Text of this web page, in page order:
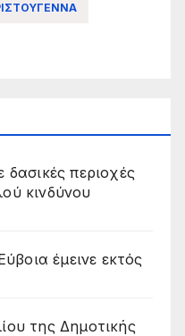
περιοχές
κινδύνου
έμεινε εκτός
της Δημοτικής